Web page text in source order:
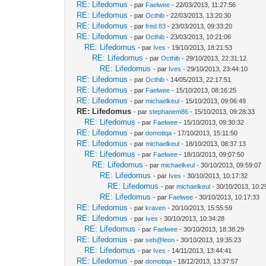
RE: Lifedomus - par Faelwee - 22/03/2013, 11:27:56
RE: Lifedomus - parOcthib - 22/03/2013, 13:20:30
RE: Lifedomus - parfred 83 - 23/03/2013, 09:33:20
RE: Lifedomus - parOcthib - 23/03/2013, 10:21:06
RE: Lifedomus - par Ives - 19/10/2013, 18:21:53
RE: Lifedomus - parOcthib - 29/10/2013, 22:31:12
RE: Lifedomus - par Ives - 29/10/2013, 23:44:10
RE: Lifedomus - parOcthib - 14/05/2013, 22:17:51
RE: Lifedomus - par Faelwee - 15/10/2013, 08:16:25
RE: Lifedomus - parmichaelkeul - 15/10/2013, 09:06:49
RE: Lifedomus - parstephanem86 - 15/10/2013, 09:28:33
RE: Lifedomus - par Faelwee - 15/10/2013, 09:30:32
RE: Lifedomus - pardomotiqa - 17/10/2013, 15:11:50
RE: Lifedomus - parmichaelkeul - 18/10/2013, 08:37:13
RE: Lifedomus - par Faelwee - 18/10/2013, 09:07:50
RE: Lifedomus - parmichaelkeul - 30/10/2013, 09:59:07
RE: Lifedomus - par Ives - 30/10/2013, 10:17:32
RE: Lifedomus - parmichaelkeul - 30/10/2013,
RE: Lifedomus - par Faelwee - 30/10/2013, 10:17:33
RE: Lifedomus - parkraven - 20/10/2013, 15:55:59
RE: Lifedomus - par Ives - 30/10/2013, 10:34:28
RE: Lifedomus - par Faelwee - 30/10/2013, 18:38:29
RE: Lifedomus - parseb@leon - 30/10/2013, 19:35:23
RE: Lifedomus - par Ives - 14/11/2013, 13:44:41
RE: Lifedomus - pardomotiqa - 18/12/2013, 13:37:57